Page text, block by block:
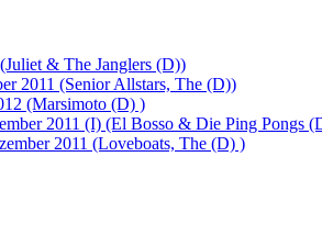
& The Janglers (D))
2011 (Senior Allstars, The (D))
(Marsimoto (D) )
2011 (I) (El Bosso & Die Ping Pongs
2011 (Loveboats, The (D) )